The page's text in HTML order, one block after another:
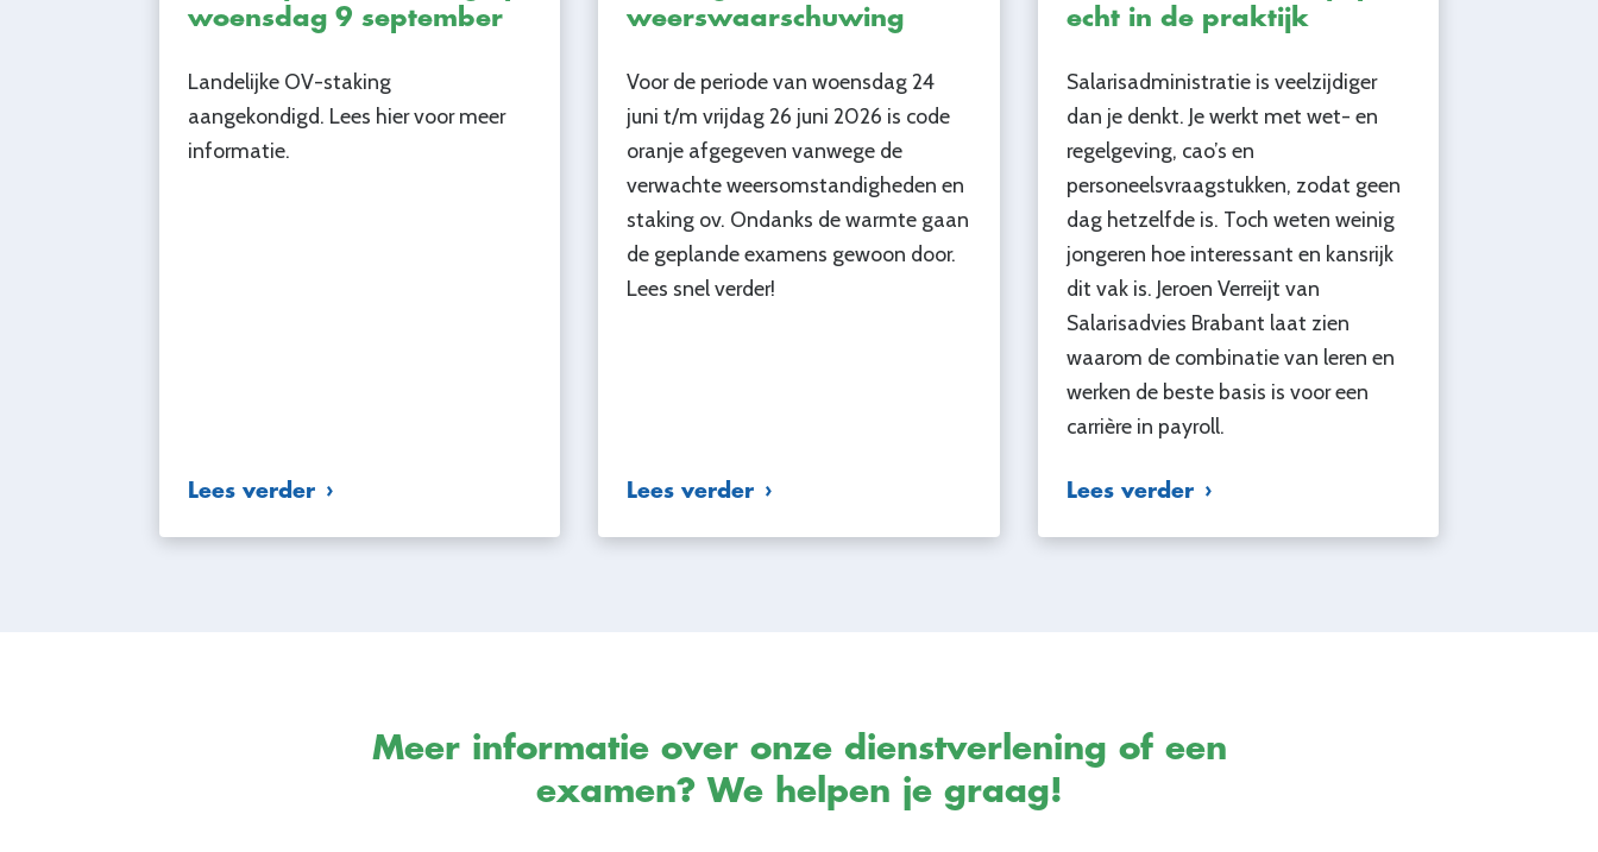
woensdag 9 september
Landelijke OV-staking
aangekondigd. Lees hier voor meer
informatie.
Lees verder
weerswaarschuwing
Voor de periode van woensdag 24
juni t/m vrijdag 26 juni 2026 is code
oranje afgegeven vanwege de
verwachte weersomstandigheden en
staking ov. Ondanks de warmte gaan
de geplande examens gewoon door.
Lees snel verder!
Lees verder
echt in de praktijk
Salarisadministratie is veelzijdiger
dan je denkt. Je werkt met wet- en
regelgeving, cao’s en
personeelsvraagstukken, zodat geen
dag hetzelfde is. Toch weten weinig
jongeren hoe interessant en kansrijk
dit vak is. Jeroen Verreijt van
Salarisadvies Brabant laat zien
waarom de combinatie van leren en
werken de beste basis is voor een
carrière in payroll.
Lees verder
Meer informatie over onze dienstverlening of een
examen? We helpen je graag!